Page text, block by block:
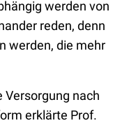
werden von
reden, denn
werden, die mehr
Versorgung nach
erklärte Prof.